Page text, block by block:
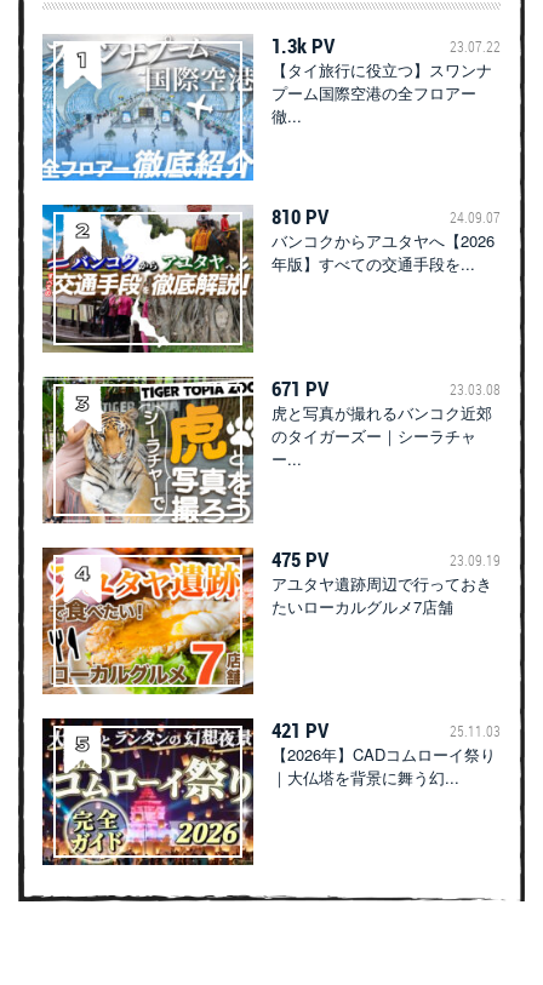
1.3k PV 23.07.22
【タイ旅行に役立つ】スワンナ
プーム国際空港の全フロアー
徹...
810 PV 24.09.07
バンコクからアユタヤへ【2026
年版】すべての交通手段を...
671 PV 23.03.08
虎と写真が撮れるバンコク近郊
のタイガーズー｜シーラチャ
ー...
475 PV 23.09.19
アユタヤ遺跡周辺で行っておき
たいローカルグルメ7店舗
421 PV 25.11.03
【2026年】CADコムローイ祭り
｜大仏塔を背景に舞う幻...